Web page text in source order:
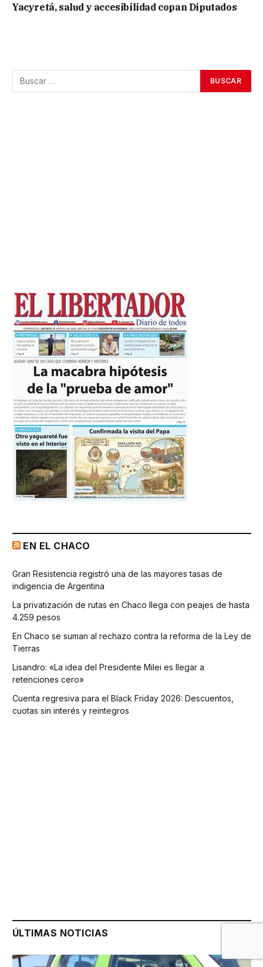
Yacyretá, salud y accesibilidad copan Diputados
EN EL CHACO
Gran Resistencia registró una de las mayores tasas de
indigencia de Argentina
La privatización de rutas en Chaco llega con peajes de hasta
4.259 pesos
En Chaco se suman al rechazo contra la reforma de la Ley de
Tierras
Lisandro: «La idea del Presidente Milei es llegar a
retenciones cero»
Cuenta regresiva para el Black Friday 2026: Descuentos,
cuotas sin interés y reintegros
ÚLTIMAS NOTICIAS